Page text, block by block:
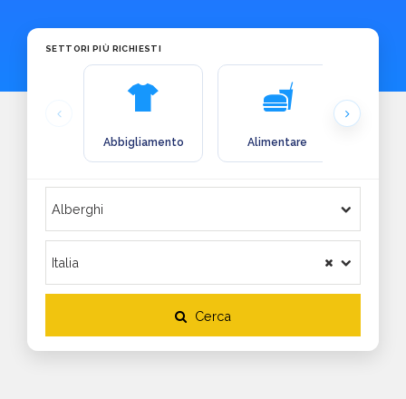
SETTORI PIÙ RICHIESTI
Abbigliamento Alimentare
Cerca